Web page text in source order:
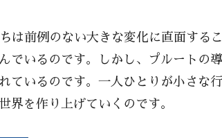
は前例のない大きな変化に直面する
でいるのです。しかし、プルートの
ているのです。一人ひとりが小さな
界を作り上げていくのです。